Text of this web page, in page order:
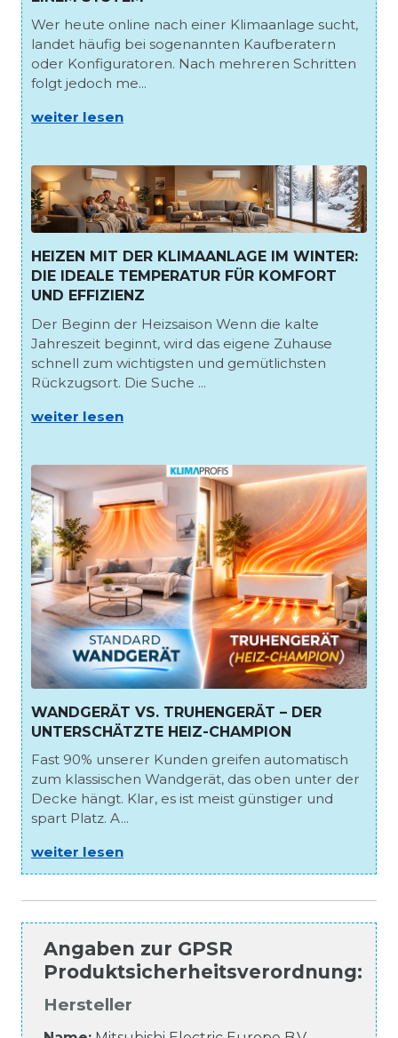
Wer heute online nach einer Klimaanlage sucht,
landet häufig bei sogenannten Kaufberatern
oder Konfiguratoren. Nach mehreren Schritten
folgt jedoch me...
weiter lesen
HEIZEN MIT DER KLIMAANLAGE IM WINTER:
DIE IDEALE TEMPERATUR FÜR KOMFORT
UND EFFIZIENZ
Der Beginn der Heizsaison Wenn die kalte
Jahreszeit beginnt, wird das eigene Zuhause
schnell zum wichtigsten und gemütlichsten
Rückzugsort. Die Suche ...
weiter lesen
WANDGERÄT VS. TRUHENGERÄT – DER
UNTERSCHÄTZTE HEIZ-CHAMPION
Fast 90% unserer Kunden greifen automatisch
zum klassischen Wandgerät, das oben unter der
Decke hängt. Klar, es ist meist günstiger und
spart Platz. A...
weiter lesen
Angaben zur GPSR
Produktsicherheitsverordnung:
Hersteller